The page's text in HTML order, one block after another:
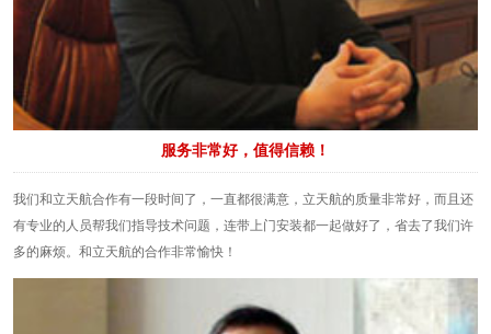
服务非常好，值得信赖！
我们和立天航合作有一段时间了，一直都很满意，立天航的质量非常好，而且还
有专业的人员帮我们指导技术问题，连带上门安装都一起做好了，省去了我们许
多的麻烦。和立天航的合作非常愉快！